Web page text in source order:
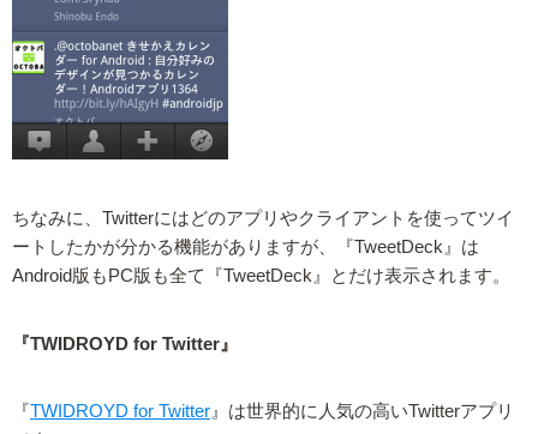
ちなみに、Twitterにはどのアプリやクライアントを使ってツイ
ートしたかが分かる機能がありますが、『TweetDeck』は
Android版もPC版も全て『TweetDeck』とだけ表示されます。
『TWIDROYD for Twitter』
『TWIDROYD for Twitter 』は世界的に人気の高いTwitterアプリ